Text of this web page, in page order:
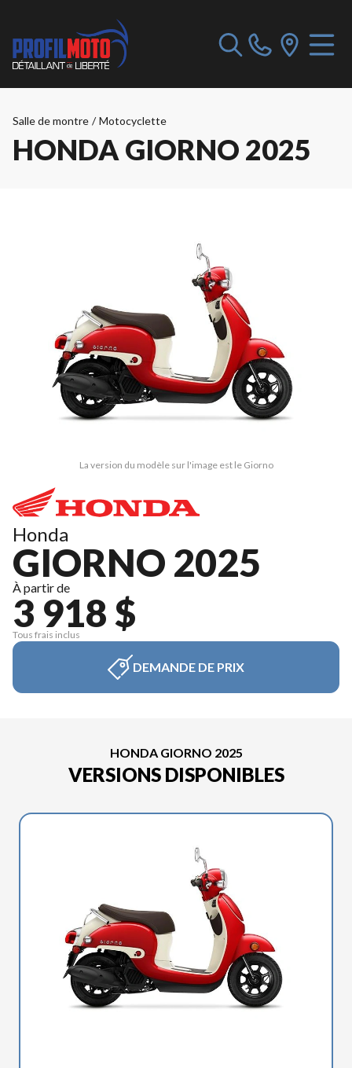
Salle de montre / Motocyclette
HONDA GIORNO 2025
La version du modèle sur l'image est le Giorno
Honda
GIORNO 2025
À partir de
3 918 $
Tous frais inclus
DEMANDE DE PRIX
HONDA GIORNO 2025
VERSIONS DISPONIBLES